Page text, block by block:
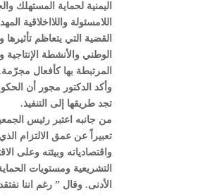
اليمنية لحماية المستهلك
اللامسئولة واللااخلاقية
القضية التي يتعاظم
الوطني والأنشطة
المرتبطة بها كأفعال
وأكد الدكتور مجور أن
تجد طريقها إلى التنفيذ.
من جانبه اعتبر رئيس
تعبيراً عن عمق الالتزام
واقتصادياته وبيئته وعلى
التشريعية ومستويات
الأدنى. وقال ” رغم اننا